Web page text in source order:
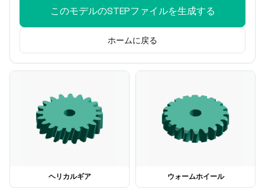
このモデルのSTEPファイルを生成する
ホームに戻る
ヘリカルギア ウォームホイール